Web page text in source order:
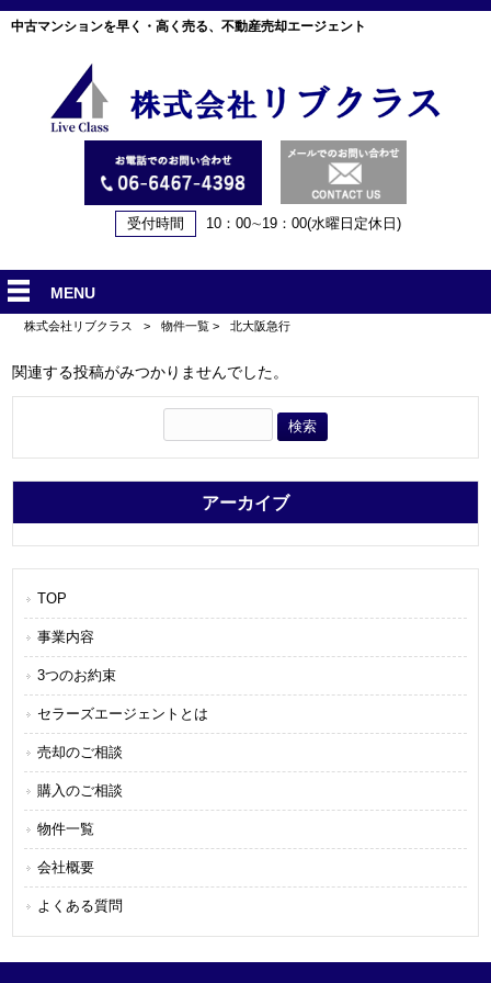
中古マンションを早く・高く売る、不動産売却エージェント
受付時間 10：00∼19：00(水曜日定休日)
MENU
株式会社リブクラス > 物件一覧 > 北大阪急行
関連する投稿がみつかりませんでした。
アーカイブ
TOP
事業内容
3つのお約束
セラーズエージェントとは
売却のご相談
購入のご相談
物件一覧
会社概要
よくある質問